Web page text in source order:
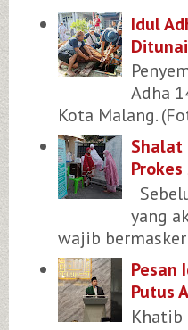
Idul
Adha
Kota Malang.
Shalat
yang
wajib
Pesan
Putus
Khatib